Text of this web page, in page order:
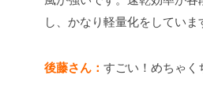
し、かなり軽量化をしていま
後藤さん： すごい！めちゃく